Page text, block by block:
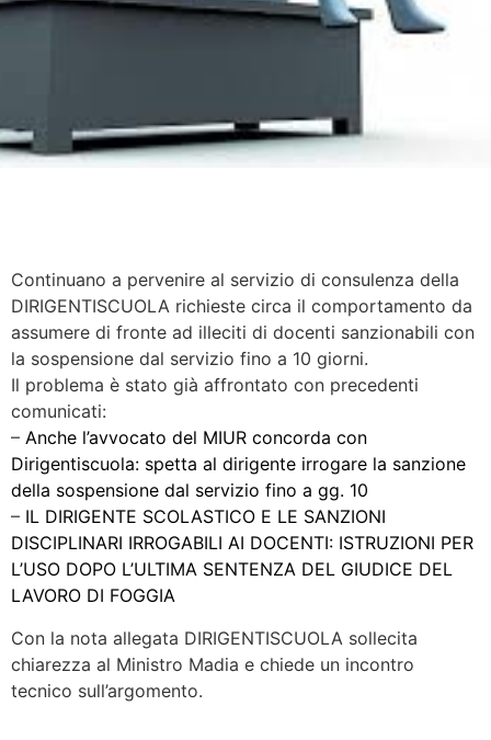
Continuano a pervenire al servizio di consulenza della
DIRIGENTISCUOLA richieste circa il comportamento da
assumere di fronte ad illeciti di docenti sanzionabili con
la sospensione dal servizio fino a 10 giorni.
Il problema è stato già affrontato con precedenti
comunicati:
– Anche l’avvocato del MIUR concorda con
Dirigentiscuola: spetta al dirigente irrogare la sanzione
della sospensione dal servizio fino a gg. 10
– IL DIRIGENTE SCOLASTICO E LE SANZIONI
DISCIPLINARI IRROGABILI AI DOCENTI: ISTRUZIONI PER
L’USO DOPO L’ULTIMA SENTENZA DEL GIUDICE DEL
LAVORO DI FOGGIA
Con la nota allegata DIRIGENTISCUOLA sollecita
chiarezza al Ministro Madia e chiede un incontro
tecnico sull’argomento.